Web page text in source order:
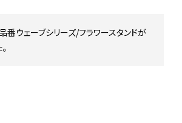
ウェーブシリーズ/フラワースタンドが